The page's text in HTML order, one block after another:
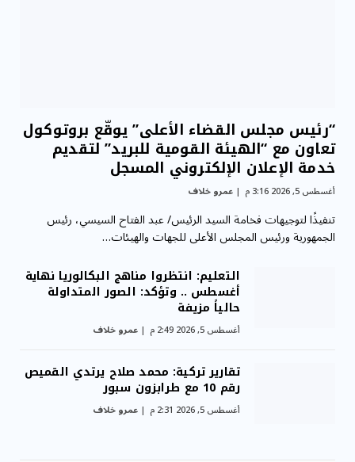
“رئيس مجلس القضاء الأعلى” يوقّع بروتوكول
تعاون مع “الهيئة القومية للبريد” لتقديم
خدمة الإعلان الإلكتروني المسجل
أغسطس 5, 2026 3:16 م عمرو خلاف
تنفيذًا لتوجيهات فخامة السيد الرئيس/ عبد الفتاح السيسي، رئيس
الجمهورية ورئيس المجلس الأعلى للجهات والهيئات…
التعليم: انتظروا مناهج البكالوريا نهاية
أغسطس .. وتؤكد: الصور المتداولة
حالياً مزيفة
أغسطس 5, 2026 2:49 م عمرو خلاف
تقارير تركية: محمد صلاح يرتدي القميص
رقم 10 مع طرابزون سبور
أغسطس 5, 2026 2:31 م عمرو خلاف